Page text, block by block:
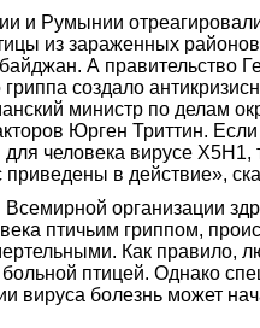
и Румынии
из зараженных
А правительство
гриппа создало
министр по делам
Юрген Триттин.
для человека вирусе
приведены в действие»,
организации
птичьим гриппом,
Как правило,
больной птицей. Однако
вируса болезнь может